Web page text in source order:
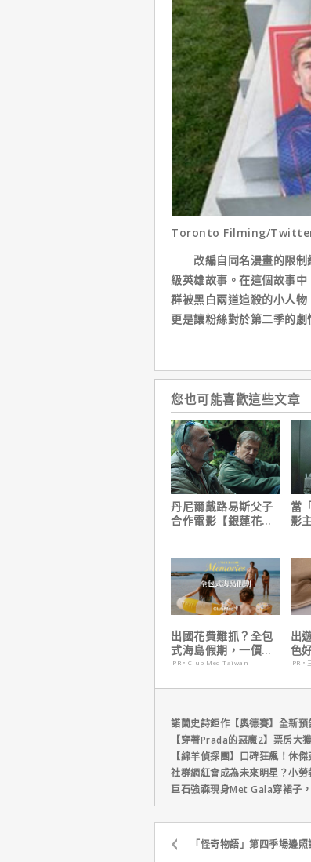
Toronto Filming/
改編自同名漫畫的限制
級英雄故事。在這個故事
群被黑白兩道追殺的小人
更是讓粉絲對於第二季的劇
您也可能喜歡這些文章
丹尼爾戴路易斯父子
合作電影【銀蓮花】
當
影
出國花費難抓？全包
式海島假期，一價搞
定食宿玩樂，省錢更
PR・Club Med Taiwan
出
色
PR・
諾蘭史詩鉅作【奧德賽】全新
【穿著Prada的惡魔2】票房大
【綿羊偵探團】口碑狂飆！休
社群網紅會成為未來明星？小勞
巨石強森現身Met Gala穿裙子
「怪奇物語」第四季場邊